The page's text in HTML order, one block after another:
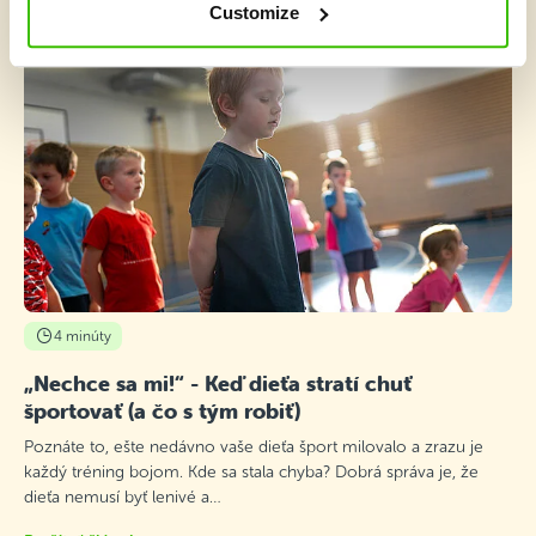
Customize
4 minúty
„Nechce sa mi!“ - Keď dieťa stratí chuť
športovať (a čo s tým robiť)
Poznáte to, ešte nedávno vaše dieťa šport milovalo a zrazu je
každý tréning bojom. Kde sa stala chyba? Dobrá správa je, že
dieťa nemusí byť lenivé a…